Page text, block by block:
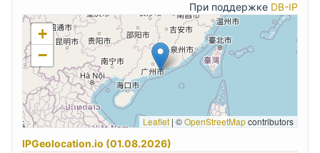
При поддержке DB-IP
+
−
Leaflet | ©OpenStreetMapcontributors
IPGeolocation.io (01.08.2026)